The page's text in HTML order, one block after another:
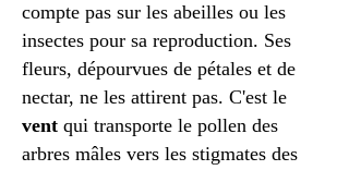
compte pas sur les abeilles ou les
insectes pour sa reproduction. Ses
fleurs, dépourvues de pétales et de
nectar, ne les attirent pas. C'est le
vent qui transporte le pollen des
arbres mâles vers les stigmates des